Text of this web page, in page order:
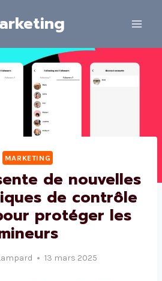
MARKETING
de nouvelles
de contrôle
protéger les
13 mars 2025